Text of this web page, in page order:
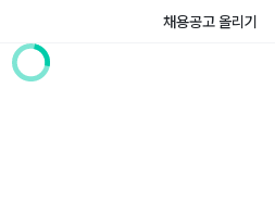
채용공고 올리기